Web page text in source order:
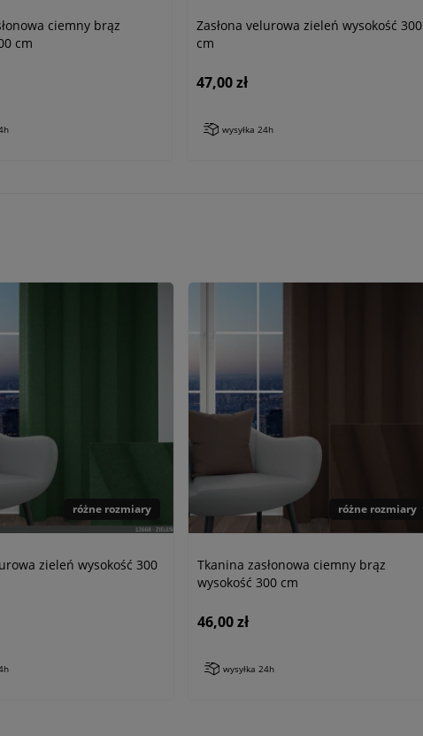
ciemny brąz
cm
Zasłona velurowa zieleń wysokość 300
cm
47,00 zł
wysyłka 24h
różne rozmiary
zieleń wysokość 300
różne rozmiary
Tkanina zasłonowa ciemny brąz
wysokość 300 cm
46,00 zł
wysyłka 24h